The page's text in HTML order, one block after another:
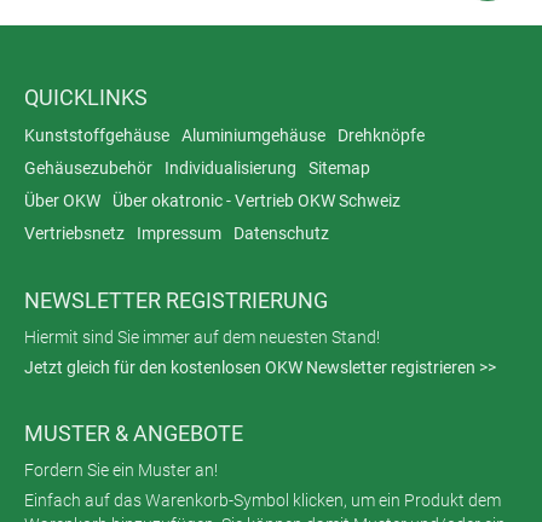
QUICKLINKS
Kunststoffgehäuse Aluminiumgehäuse
Drehknöpfe
Gehäusezubehör
Individualisierung
Sitemap
Über OKW
Über okatronic - Vertrieb OKW Schweiz
Vertriebsnetz
Impressum Datenschutz
NEWSLETTER REGISTRIERUNG
Hiermit sind Sie immer auf dem neuesten Stand!
Jetzt gleich für den kostenlosen OKW Newsletter registrieren >>
MUSTER & ANGEBOTE
Fordern Sie ein Muster an!
Einfach auf das Warenkorb-Symbol klicken, um ein Produkt dem